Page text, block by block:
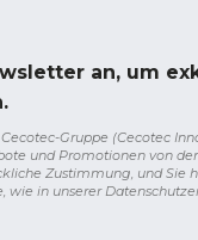
an, um
Gruppe (Cecotec
und Promotionen von
Zustimmung, und Sie
wie in unserer